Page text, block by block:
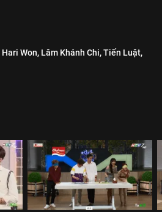
Hari Won, Lâm Khánh Chi,Tiến Luật,